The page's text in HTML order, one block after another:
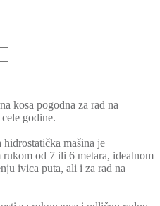
kosa pogodna za rad na
godine.
hidrostatička mašina je
od 7 ili 6 metara, idealnom
ivica puta, ali i za rad na